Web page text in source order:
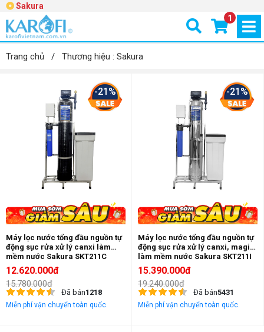
Sakura
1
Trang chủ / Thương hiệu : Sakura
-21%
Máy lọc nước tổng đầu nguồn tự
động sục rửa xử lý canxi làm
mềm nước Sakura SKT211C
12.620.000đ
15.780.000đ
Đã bán1218
Miễn phí vận chuyển toàn quốc.
-21%
Máy lọc nước tổng đầu nguồn tự
động sục rửa xử lý canxi, magie
làm mềm nước Sakura SKT211I
15.390.000đ
19.240.000đ
Đã bán5431
Miễn phí vận chuyển toàn quốc.